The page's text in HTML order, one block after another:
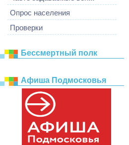
Опрос населения
Проверки
Бессмертный полк
Афиша Подмосковья